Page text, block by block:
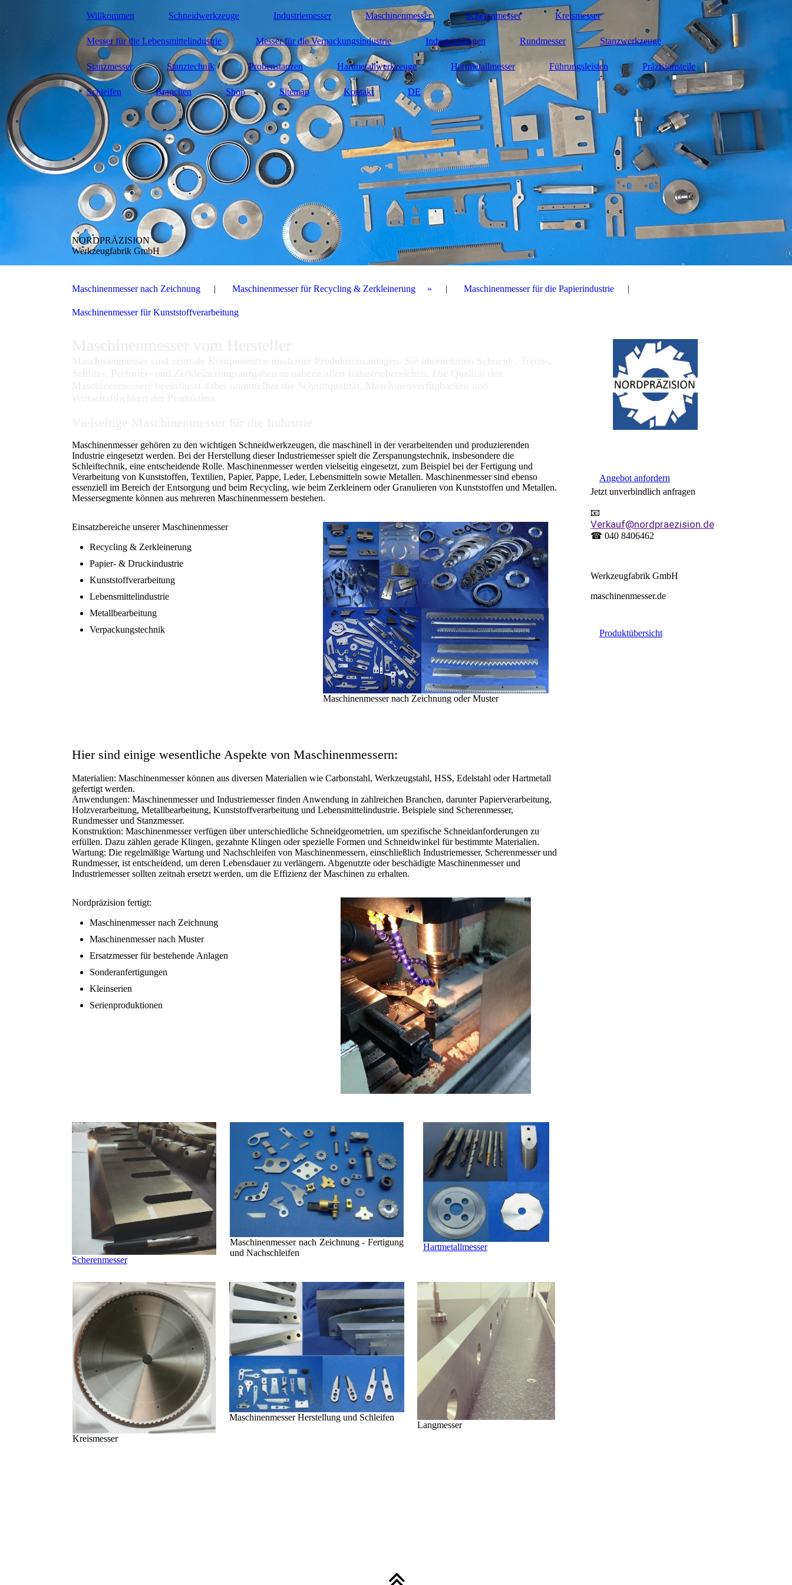
Willkommen Schneidwerkzeuge Industriemesser Maschinenmesser Scherenmesser Kreismesser
Messer für die Lebensmittelindustrie Messer für die Verpackungsindustrie Industrieklingen Rundmesser Stanzwerkzeuge
Stanzmesser Stanztechnik Probenstanzen Hartmetallwerkzeuge Hartmetallmesser Führungsleisten Präzisionsteile
Schleifen Branchen Shop Sitemap Kontakt DE
NORDPRÄZISION
Werkzeugfabrik GmbH
Maschinenmesser nach Zeichnung Maschinenmesser für Recycling & Zerkleinerung Maschinenmesser für die Papierindustrie
Maschinenmesser für Kunststoffverarbeitung
Maschinenmesser gehören zu den wichtigen Schneidwerkzeugen, die maschinell in der verarbeitenden und produzierenden
Industrie eingesetzt werden. Bei der Herstellung dieser Industriemesser spielt die Zerspanungstechnik, insbesondere die
Schleiftechnik, eine entscheidende Rolle. Maschinenmesser werden vielseitig eingesetzt, zum Beispiel bei der Fertigung und
Verarbeitung von Kunststoffen, Textilien, Papier, Pappe, Leder, Lebensmitteln sowie Metallen. Maschinenmesser sind ebenso
essenziell im Bereich der Entsorgung und beim Recycling, wie beim Zerkleinern oder Granulieren von Kunststoffen und Metallen.
Messersegmente können aus mehreren Maschinenmessern bestehen.
Einsatzbereiche unserer Maschinenmesser
Recycling & Zerkleinerung
Papier- & Druckindustrie
Kunststoffverarbeitung
Lebensmittelindustrie
Metallbearbeitung
Verpackungstechnik
Maschinenmesser nach Zeichnung oder Muster
Hier sind einige wesentliche Aspekte von Maschinenmessern:
Materialien: Maschinenmesser können aus diversen Materialien wie Carbonstahl, Werkzeugstahl, HSS, Edelstahl oder Hartmetall
gefertigt werden.
Anwendungen: Maschinenmesser und Industriemesser finden Anwendung in zahlreichen Branchen, darunter Papierverarbeitung,
Holzverarbeitung, Metallbearbeitung, Kunststoffverarbeitung und Lebensmittelindustrie. Beispiele sind Scherenmesser,
Rundmesser und Stanzmesser.
Konstruktion: Maschinenmesser verfügen über unterschiedliche Schneidgeometrien, um spezifische Schneidanforderungen zu
erfüllen. Dazu zählen gerade Klingen, gezahnte Klingen oder spezielle Formen und Schneidwinkel für bestimmte Materialien.
Wartung: Die regelmäßige Wartung und Nachschleifen von Maschinenmessern, einschließlich Industriemesser, Scherenmesser und
Rundmesser, ist entscheidend, um deren Lebensdauer zu verlängern. Abgenutzte oder beschädigte Maschinenmesser und
Industriemesser sollten zeitnah ersetzt werden, um die Effizienz der Maschinen zu erhalten.
Nordpräzision fertigt:
Maschinenmesser nach Zeichnung
Maschinenmesser nach Muster
Ersatzmesser für bestehende Anlagen
Sonderanfertigungen
Kleinserien
Serienproduktionen
Scherenmesser
Maschinenmesser nach Zeichnung - Fertigung
und Nachschleifen
Hartmetallmesser
Kreismesser
Maschinenmesser Herstellung und Schleifen
Langmesser
Angebot anfordern
Jetzt unverbindlich anfragen
📧
Verkauf@nordpraezision.de
☎ 040 8406462
Werkzeugfabrik GmbH
maschinenmesser.de
Produktübersicht